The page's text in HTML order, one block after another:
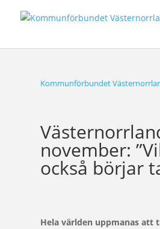
Kommunförbundet
november:
också börjar
Hela världen uppmanas